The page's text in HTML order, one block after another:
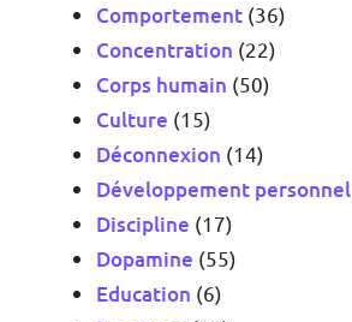
Comportement(36)
Concentration (22)
Corps humain (50)
Culture (15)
Déconnexion (14)
Développement personnel
Discipline (17)
Dopamine (55)
Education (6)